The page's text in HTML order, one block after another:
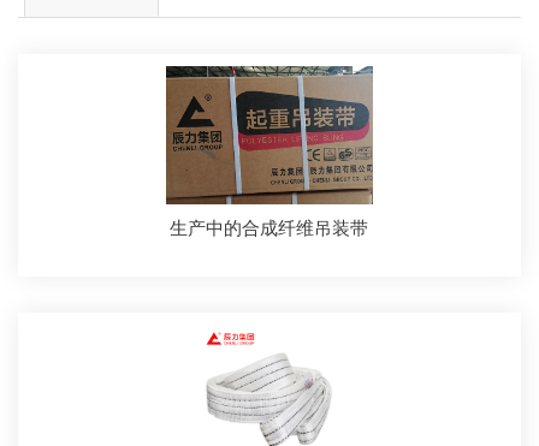
生产中的合成纤维吊装带